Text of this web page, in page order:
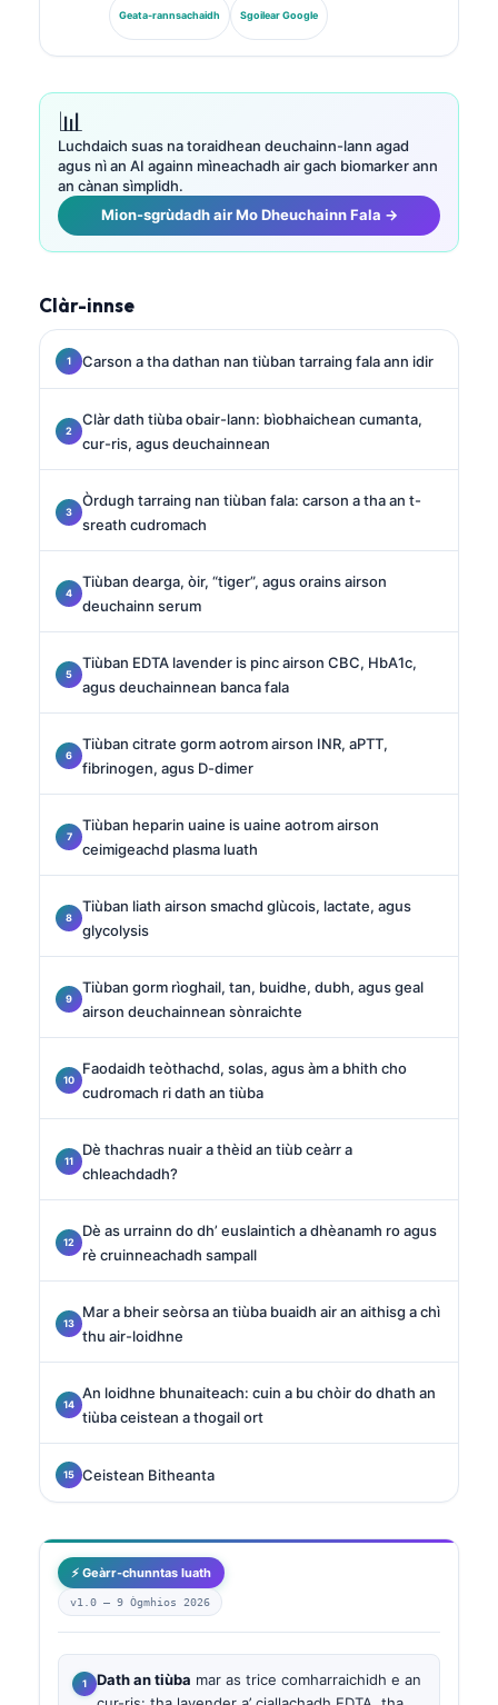
seann Cheann-suidhe Comann Ceimigeachd
Clionaigeach na Gearmailt a bh’ ann, agus tha e gu
leigheas-lann le taic AI.
Geata-rannsachaidh Sgoilear Google
📊
Luchdaich suas na toraidhean deuchainn-lann agad
agus nì an AI againn mìneachadh air gach biomarker ann
an cànan sìmplidh.
Mion-sgrùdadh air Mo Dheuchainn Fala →
Clàr-innse
Carson a tha dathan nan tiùban tarraing fala ann idir
Clàr dath tiùba obair-lann: bìobhaichean cumanta,
cur-ris, agus deuchainnean
Òrdugh tarraing nan tiùban fala: carson a tha an t-
sreath cudromach
Tiùban dearga, òir, “tiger”, agus orains airson
deuchainn serum
Tiùban EDTA lavender is pinc airson CBC, HbA1c,
agus deuchainnean banca fala
Tiùban citrate gorm aotrom airson INR, aPTT,
fibrinogen, agus D-dimer
Tiùban heparin uaine is uaine aotrom airson
ceimigeachd plasma luath
Tiùban liath airson smachd glùcois, lactate, agus
glycolysis
Tiùban gorm rìoghail, tan, buidhe, dubh, agus geal
airson deuchainnean sònraichte
Faodaidh teòthachd, solas, agus àm a bhith cho
cudromach ri dath an tiùba
Dè thachras nuair a thèid an tiùb ceàrr a
chleachdadh?
Dè as urrainn do dh’ euslaintich a dhèanamh ro agus
rè cruinneachadh sampall
Mar a bheir seòrsa an tiùba buaidh air an aithisg a chì
thu air-loidhne
An loidhne bhunaiteach: cuin a bu chòir do dhath an
tiùba ceistean a thogail ort
Ceistean Bitheanta
⚡ Geàrr-chunntas luath
v1.0 — 9 Ògmhios 2026
Dath an tiùba mar as trice comharraichidh e an